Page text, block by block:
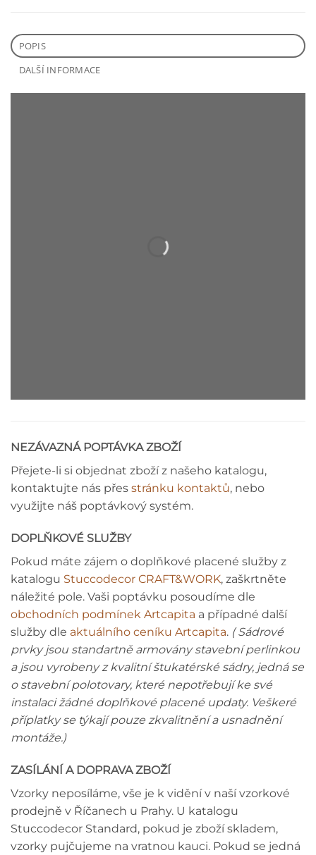
POPIS
DALŠÍ INFORMACE
NEZÁVAZNÁ POPTÁVKA ZBOŽÍ
Přejete-li si objednat zboží z našeho katalogu,
kontaktujte nás přes stránku kontaktů, nebo
využijte náš poptávkový systém.
DOPLŇKOVÉ SLUŽBY
Pokud máte zájem o doplňkové placené služby z
katalogu Stuccodecor CRAFT&WORK, zaškrtněte
náležité pole. Vaši poptávku posoudíme dle
obchodních podmínek Artcapita a případné další
služby dle aktuálního ceníku Artcapita. ( Sádrové
prvky jsou standartně armovány stavební perlinkou
a jsou vyrobeny z kvalitní štukatérské sádry, jedná se
o stavební polotovary, které nepotřebují ke své
instalaci žádné doplňkové placené updaty. Veškeré
příplatky se týkají pouze zkvalitnění a usnadnění
montáže.)
ZASÍLÁNÍ A DOPRAVA ZBOŽÍ
Vzorky neposíláme, vše je k vidění v naší vzorkové
prodejně v Říčanech u Prahy. U katalogu
Stuccodecor Standard, pokud je zboží skladem,
vzorky pujčujeme na vratnou kauci. Pokud se jedná